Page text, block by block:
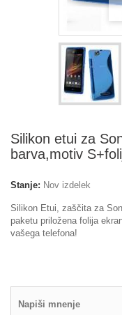
Silikon etui za
barva,motiv
Stanje: Nov izdelek
Silikon Etui, zaščita za
paketu priložena folija
vašega telefona!
Napiši mnenje